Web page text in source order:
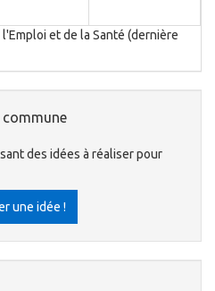
et de la Santé (dernière
des idées à réaliser pour
une idée !